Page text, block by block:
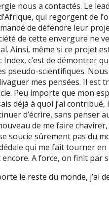
nous a contactés. Le
qui regorgent de
de défendre leur
de cette envergure ne
Ainsi, même si ce projet
c’est de démontrer
pseudo-scientifiques.
mes pensées. Il est
Peu importe que mon
déjà à quoi j’ai
d’écrire, sans penser
de me faire
soucie sûrement pas du
qui me fait tourner
encore. A force, on finit par
le reste du monde, j’ai